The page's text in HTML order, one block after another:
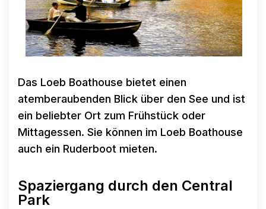
Das Loeb Boathouse bietet einen
atemberaubenden Blick über den See und ist
ein beliebter Ort zum Frühstück oder
Mittagessen. Sie können im Loeb Boathouse
auch ein Ruderboot mieten.
Spaziergang durch den Central
Park